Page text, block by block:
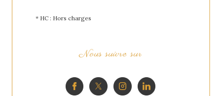
* HC : Hors charges
Nous suivre sur